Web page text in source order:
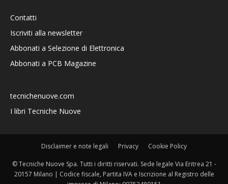
Contatti
Iscriviti alla newsletter
Abbonati a Selezione di Elettronica
Abbonati a PCB Magazine
tecnichenuove.com
I libri Tecniche Nuove
Disclaimer e note legali Privacy Cookie Policy
© Tecniche Nuove Spa. Tutti i diritti riservati. Sede legale Via Eritrea 21 -
20157 Milano | Codice fiscale, Partita IVA e Iscrizione al Registro delle